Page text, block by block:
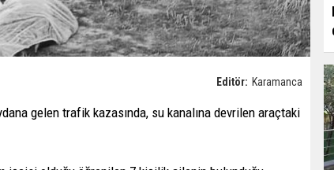
Editör: Karamanca
gelen trafik kazasında, su kanalına devrilen araçtaki